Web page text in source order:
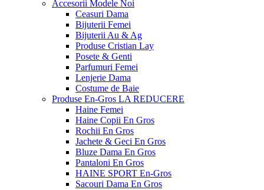
Accesorii Modele Noi
Ceasuri Dama
Bijuterii Femei
Bijuterii Au & Ag
Produse Cristian Lay
Posete & Genti
Parfumuri Femei
Lenjerie Dama
Costume de Baie
Produse En-Gros LA REDUCERE
Haine Femei
Haine Copii En Gros
Rochii En Gros
Jachete & Geci En Gros
Bluze Dama En Gros
Pantaloni En Gros
HAINE SPORT En-Gros
Sacouri Dama En Gros